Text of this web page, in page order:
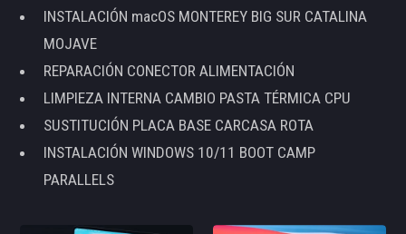
INSTALACIÓN macOS MONTEREY BIG SUR CATALINA
MOJAVE
REPARACIÓN CONECTOR ALIMENTACIÓN
LIMPIEZA INTERNA CAMBIO PASTA TÉRMICA CPU
SUSTITUCIÓN PLACA BASE CARCASA ROTA
INSTALACIÓN WINDOWS 10/11 BOOT CAMP
PARALLELS